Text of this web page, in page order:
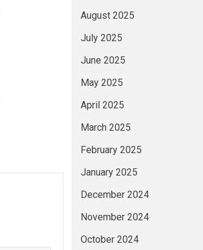
August 2025
July 2025
June 2025
May 2025
April 2025
March 2025
February 2025
January 2025
December 2024
November 2024
October 2024